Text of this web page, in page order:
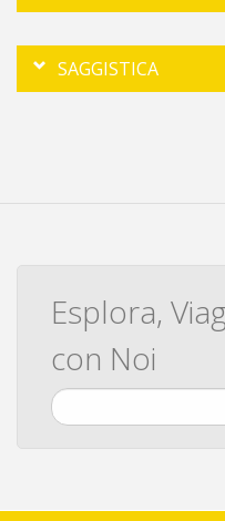
SAGGISTICA
Esplora,
con Noi